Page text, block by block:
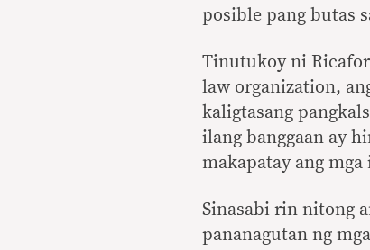
posible pang butas
Tinutukoy ni
law organization,
kaligtasang
ilang banggaan ay
makapatay ang mga
Sinasabi rin nitong
pananagutan ng